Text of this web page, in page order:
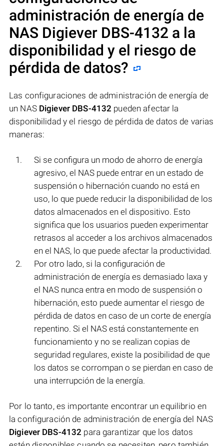
administración de energía de
NAS Digiever DBS-4132 a la
disponibilidad y el riesgo de
pérdida de datos?
Las configuraciones de administración de energía de
un NAS Digiever DBS-4132 pueden afectar la
disponibilidad y el riesgo de pérdida de datos de varias
maneras:
Si se configura un modo de ahorro de energía
agresivo, el NAS puede entrar en un estado de
suspensión o hibernación cuando no está en
uso, lo que puede reducir la disponibilidad de los
datos almacenados en el dispositivo. Esto
significa que los usuarios pueden experimentar
retrasos al acceder a los archivos almacenados
en el NAS, lo que puede afectar la productividad.
Por otro lado, si la configuración de
administración de energía es demasiado laxa y
el NAS nunca entra en modo de suspensión o
hibernación, esto puede aumentar el riesgo de
pérdida de datos en caso de un corte de energía
repentino. Si el NAS está constantemente en
funcionamiento y no se realizan copias de
seguridad regulares, existe la posibilidad de que
los datos se corrompan o se pierdan en caso de
una interrupción de la energía.
Por lo tanto, es importante encontrar un equilibrio en
la configuración de administración de energía del NAS
Digiever DBS-4132 para garantizar que los datos